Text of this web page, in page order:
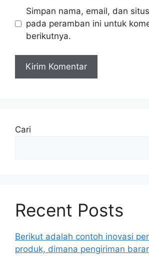
Simpan nama, email, dan
pada peramban ini untuk
berikutnya.
Cari
Recent Posts
Berikut adalah contoh inovasi
produk, dimana pengiriman